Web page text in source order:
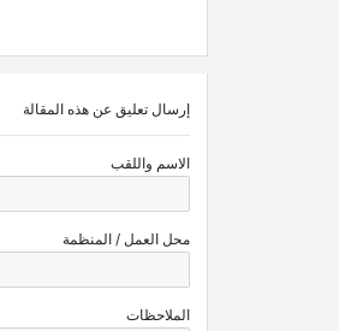
إرسال تعليق عن هذه المقالة
الاسم واللقب
محل العمل / المنظمة
الملاحظات